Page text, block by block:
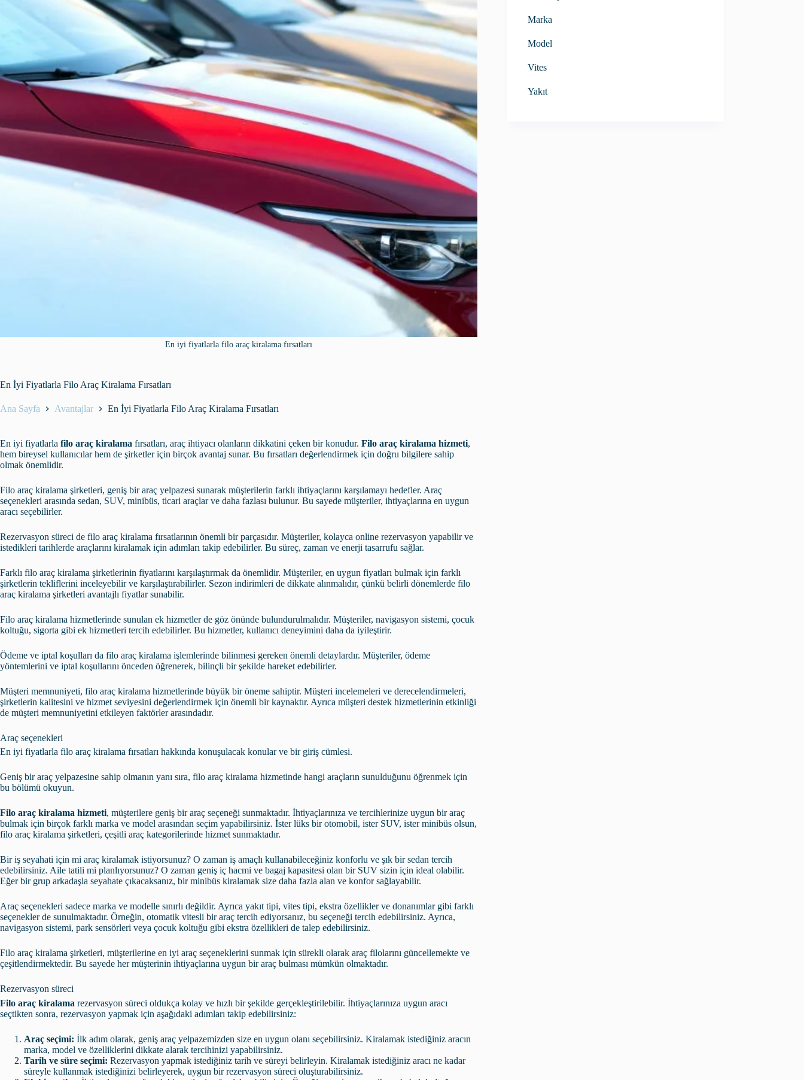
En iyi fiyatlarla filo araç kiralama fırsatları
En İyi Fiyatlarla Filo Araç Kiralama Fırsatları
Ana Sayfa Avantajlar En İyi Fiyatlarla Filo Araç Kiralama Fırsatları
En iyi fiyatlarla filo araç kiralama fırsatları, araç ihtiyacı olanların dikkatini çeken bir konudur. Filo araç kiralama hizmeti,
hem bireysel kullanıcılar hem de şirketler için birçok avantaj sunar. Bu fırsatları değerlendirmek için doğru bilgilere sahip
olmak önemlidir.
Filo araç kiralama şirketleri, geniş bir araç yelpazesi sunarak müşterilerin farklı ihtiyaçlarını karşılamayı hedefler. Araç
seçenekleri arasında sedan, SUV, minibüs, ticari araçlar ve daha fazlası bulunur. Bu sayede müşteriler, ihtiyaçlarına en uygun
aracı seçebilirler.
Rezervasyon süreci de filo araç kiralama fırsatlarının önemli bir parçasıdır. Müşteriler, kolayca online rezervasyon yapabilir ve
istedikleri tarihlerde araçlarını kiralamak için adımları takip edebilirler. Bu süreç, zaman ve enerji tasarrufu sağlar.
Farklı filo araç kiralama şirketlerinin fiyatlarını karşılaştırmak da önemlidir. Müşteriler, en uygun fiyatları bulmak için farklı
şirketlerin tekliflerini inceleyebilir ve karşılaştırabilirler. Sezon indirimleri de dikkate alınmalıdır, çünkü belirli dönemlerde filo
araç kiralama şirketleri avantajlı fiyatlar sunabilir.
Filo araç kiralama hizmetlerinde sunulan ek hizmetler de göz önünde bulundurulmalıdır. Müşteriler, navigasyon sistemi, çocuk
koltuğu, sigorta gibi ek hizmetleri tercih edebilirler. Bu hizmetler, kullanıcı deneyimini daha da iyileştirir.
Ödeme ve iptal koşulları da filo araç kiralama işlemlerinde bilinmesi gereken önemli detaylardır. Müşteriler, ödeme
yöntemlerini ve iptal koşullarını önceden öğrenerek, bilinçli bir şekilde hareket edebilirler.
Müşteri memnuniyeti, filo araç kiralama hizmetlerinde büyük bir öneme sahiptir. Müşteri incelemeleri ve derecelendirmeleri,
şirketlerin kalitesini ve hizmet seviyesini değerlendirmek için önemli bir kaynaktır. Ayrıca müşteri destek hizmetlerinin etkinliği
de müşteri memnuniyetini etkileyen faktörler arasındadır.
Araç seçenekleri
En iyi fiyatlarla filo araç kiralama fırsatları hakkında konuşulacak konular ve bir giriş cümlesi.
Geniş bir araç yelpazesine sahip olmanın yanı sıra, filo araç kiralama hizmetinde hangi araçların sunulduğunu öğrenmek için
bu bölümü okuyun.
Filo araç kiralama hizmeti, müşterilere geniş bir araç seçeneği sunmaktadır. İhtiyaçlarınıza ve tercihlerinize uygun bir araç
bulmak için birçok farklı marka ve model arasından seçim yapabilirsiniz. İster lüks bir otomobil, ister SUV, ister minibüs olsun,
filo araç kiralama şirketleri, çeşitli araç kategorilerinde hizmet sunmaktadır.
Bir iş seyahati için mi araç kiralamak istiyorsunuz? O zaman iş amaçlı kullanabileceğiniz konforlu ve şık bir sedan tercih
edebilirsiniz. Aile tatili mi planlıyorsunuz? O zaman geniş iç hacmi ve bagaj kapasitesi olan bir SUV sizin için ideal olabilir.
Eğer bir grup arkadaşla seyahate çıkacaksanız, bir minibüs kiralamak size daha fazla alan ve konfor sağlayabilir.
Araç seçenekleri sadece marka ve modelle sınırlı değildir. Ayrıca yakıt tipi, vites tipi, ekstra özellikler ve donanımlar gibi farklı
seçenekler de sunulmaktadır. Örneğin, otomatik vitesli bir araç tercih ediyorsanız, bu seçeneği tercih edebilirsiniz. Ayrıca,
navigasyon sistemi, park sensörleri veya çocuk koltuğu gibi ekstra özellikleri de talep edebilirsiniz.
Filo araç kiralama şirketleri, müşterilerine en iyi araç seçeneklerini sunmak için sürekli olarak araç filolarını güncellemekte ve
çeşitlendirmektedir. Bu sayede her müşterinin ihtiyaçlarına uygun bir araç bulması mümkün olmaktadır.
Rezervasyon süreci
Filo araç kiralama rezervasyon süreci oldukça kolay ve hızlı bir şekilde gerçekleştirilebilir. İhtiyaçlarınıza uygun aracı
seçtikten sonra, rezervasyon yapmak için aşağıdaki adımları takip edebilirsiniz:
Araç seçimi: İlk adım olarak, geniş araç yelpazemizden size en uygun olanı seçebilirsiniz. Kiralamak istediğiniz aracın
marka, model ve özelliklerini dikkate alarak tercihinizi yapabilirsiniz.
Tarih ve süre seçimi: Rezervasyon yapmak istediğiniz tarih ve süreyi belirleyin. Kiralamak istediğiniz aracı ne kadar
süreyle kullanmak istediğinizi belirleyerek, uygun bir rezervasyon süreci oluşturabilirsiniz.
Marka
Model
Vites
Yakıt